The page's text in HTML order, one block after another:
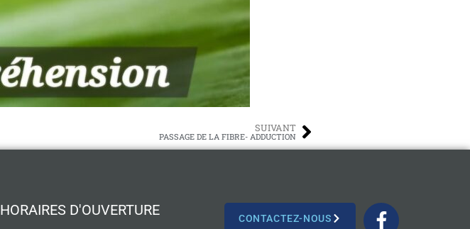
SUIVANT
PASSAGE DE LA FIBRE- ADDUCTION
HORAIRES D'OUVERTURE CONTACTEZ-NOUS